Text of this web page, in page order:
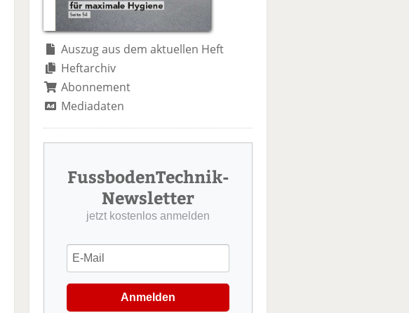
Auszug aus dem aktuellen Heft
Heftarchiv
Abonnement
Mediadaten
FussbodenTechnik-
Newsletter
jetzt kostenlos anmelden
Anmelden